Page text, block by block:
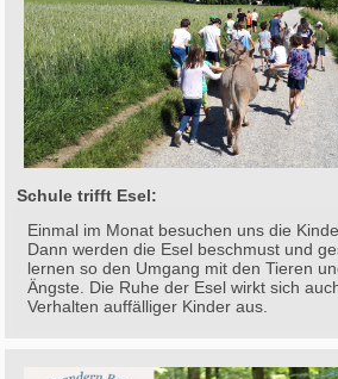
Schule trifft Esel:
Einmal im Monat besuchen uns die
Dann werden die Esel beschmust und
lernen so den Umgang mit den Tieren
Ängste. Die Ruhe der Esel wirkt sich
Verhalten auffälliger Kinder aus.